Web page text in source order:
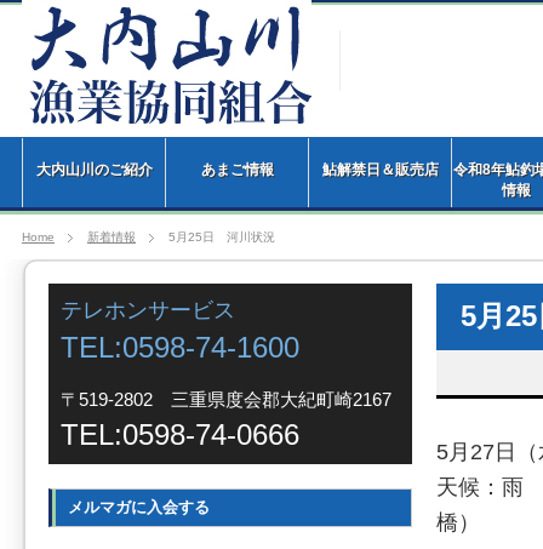
大内山川のご紹介 あまご情報 鮎解禁日＆販売店
令和8年鮎釣
情
Home 新着情報 5月25日 河川状況
5月
5月27日
天候：雨
橋）
テレホンサービス
TEL:0598-74-1600
〒519-2802 三重県度会郡大紀町崎2167
TEL:0598-74-0666
メルマガに入会する